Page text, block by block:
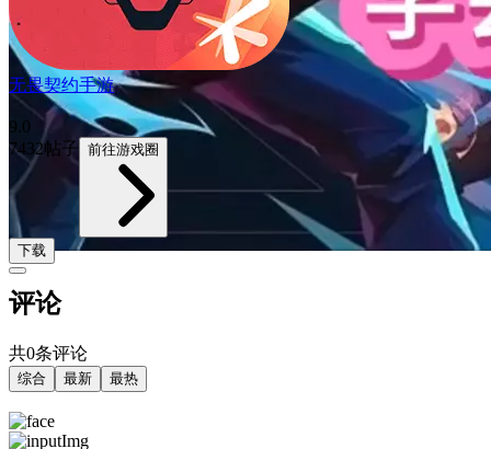
无畏契约手游
9.0
7432帖子 前往游戏圈
下载
评论
共0条评论
综合 最新 最热